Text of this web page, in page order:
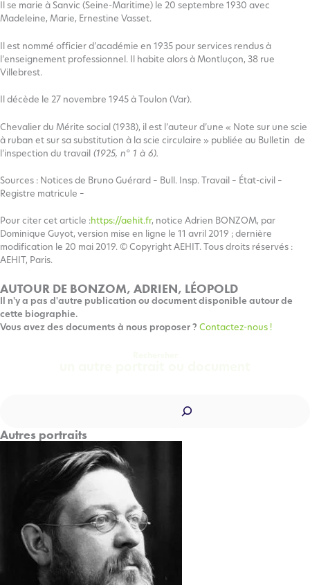
Il se marie à Sanvic (Seine-Maritime) le 20 septembre 1930 avec
Madeleine, Marie, Ernestine Vasset.
Il est nommé officier d’académie en 1935 pour services rendus à
l’enseignement professionnel. Il habite alors à Montluçon, 38 rue
Villebrest.
Il décède le 27 novembre 1945 à Toulon (Var).
Chevalier du Mérite social (1938), il est l’auteur d’une « Note sur une scie
à ruban et sur sa substitution à la scie circulaire » publiée au Bulletin de
l’inspection du travail (1925, n° 1 à 6).
Sources : Notices de Bruno Guérard – Bull. Insp. Travail – État-civil –
Registre matricule –
Pour citer cet article :https://aehit.fr, notice Adrien BONZOM, par
Dominique Guyot, version mise en ligne le 11 avril 2019 ; dernière
modification le 20 mai 2019. © Copyright AEHIT. Tous droits réservés :
AEHIT, Paris.
AUTOUR DE BONZOM, ADRIEN, LÉOPOLD
Il n'y a pas d'autre publication ou document disponible autour de
cette biographie.
Vous avez des documents à nous proposer ? Contactez-nous !
Autres portraits